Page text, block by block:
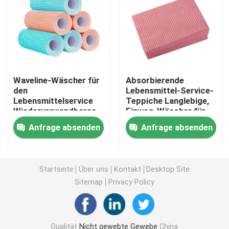
Nichtgewebte Tischdecke
Haushaltsreinigungsschlauch
Spunlace-Reinigungstücher
Schwerlast-Wäsche für Industriezwecke
Wipper für den Lebensmittelbereich
Einweg-Wäsche für die Küche
Waveline-Wäscher für
den
Lebensmittelservice
Wiederverwendbares
Spunlace aus nicht
gewebtem Stoff für
die Küche
Anfrage absenden
Absorbierende
Lebensmittel-Service-
Teppiche Langlebige,
Einweg-Wäscher für
die
Lebensmittelverarbeitung
Anfrage absenden
Startseite Über uns Kontakt
Desktop Site
Sitemap
Privacy Policy
Qualität Nicht gewebte Gewebe China